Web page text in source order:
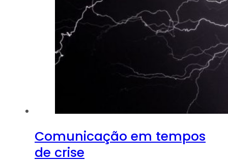
Comunicação em tempos
de crise